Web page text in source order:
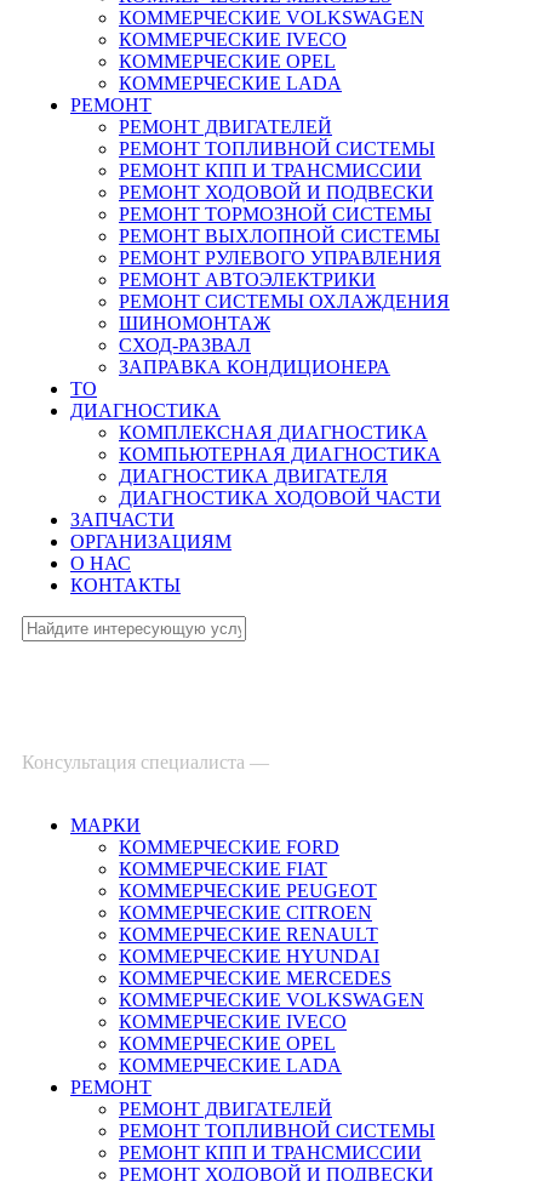
КОММЕРЧЕСКИЕ VOLKSWAGEN
КОММЕРЧЕСКИЕ IVECO
КОММЕРЧЕСКИЕ OPEL
КОММЕРЧЕСКИЕ LADA
РЕМОНТ
РЕМОНТ ДВИГАТЕЛЕЙ
РЕМОНТ ТОПЛИВНОЙ СИСТЕМЫ
РЕМОНТ КПП И ТРАНСМИССИИ
РЕМОНТ ХОДОВОЙ И ПОДВЕСКИ
РЕМОНТ ТОРМОЗНОЙ СИСТЕМЫ
РЕМОНТ ВЫХЛОПНОЙ СИСТЕМЫ
РЕМОНТ РУЛЕВОГО УПРАВЛЕНИЯ
РЕМОНТ АВТОЭЛЕКТРИКИ
РЕМОНТ СИСТЕМЫ ОХЛАЖДЕНИЯ
ШИНОМОНТАЖ
СХОД-РАЗВАЛ
ЗАПРАВКА КОНДИЦИОНЕРА
ТО
ДИАГНОСТИКА
КОМПЛЕКСНАЯ ДИАГНОСТИКА
КОМПЬЮТЕРНАЯ ДИАГНОСТИКА
ДИАГНОСТИКА ДВИГАТЕЛЯ
ДИАГНОСТИКА ХОДОВОЙ ЧАСТИ
ЗАПЧАСТИ
ОРГАНИЗАЦИЯМ
О НАС
КОНТАКТЫ
Консультация специалиста —
МАРКИ
КОММЕРЧЕСКИЕ FORD
КОММЕРЧЕСКИЕ FIAT
КОММЕРЧЕСКИЕ PEUGEOT
КОММЕРЧЕСКИЕ CITROEN
КОММЕРЧЕСКИЕ RENAULT
КОММЕРЧЕСКИЕ HYUNDAI
КОММЕРЧЕСКИЕ MERCEDES
КОММЕРЧЕСКИЕ VOLKSWAGEN
КОММЕРЧЕСКИЕ IVECO
КОММЕРЧЕСКИЕ OPEL
КОММЕРЧЕСКИЕ LADA
РЕМОНТ
РЕМОНТ ДВИГАТЕЛЕЙ
РЕМОНТ ТОПЛИВНОЙ СИСТЕМЫ
РЕМОНТ КПП И ТРАНСМИССИИ
РЕМОНТ ХОДОВОЙ И ПОДВЕСКИ